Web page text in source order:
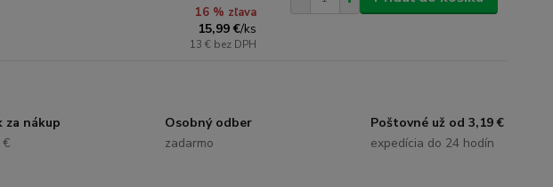
16 % zľava
15,99 €/ks
13 € bez DPH
za nákup
€
Osobný odber
zadarmo
Poštovné už od 3,19 €
expedícia do 24 hodín